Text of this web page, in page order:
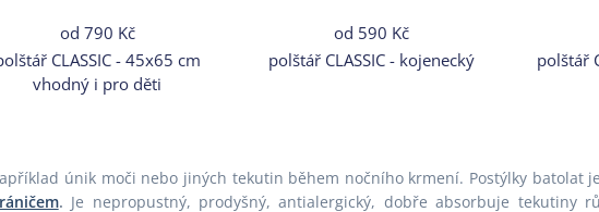
od 790 Kč
CLASSIC - 45x65 cm
vhodný i pro děti
od 590 Kč
polštář CLASSIC - kojenecký
polštář
únik moči nebo jiných tekutin během nočního krmení. Postýlky batolat
. Je nepropustný, prodyšný, antialergický, dobře absorbuje tekutiny